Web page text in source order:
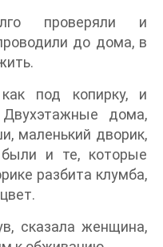
проверяли и
до дома, в
под копирку, и
дома,
маленький дворик,
и те, которые
разбита клумба,
сказала женщина,